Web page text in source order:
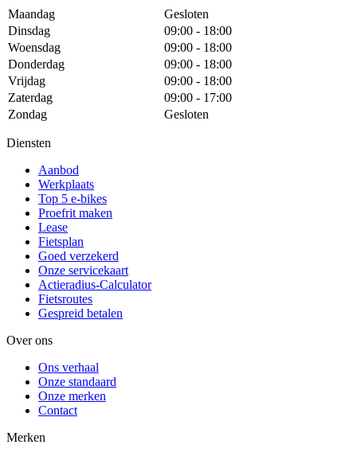
Maandag
Gesloten
Dinsdag
09:00 - 18:00
Woensdag
09:00 - 18:00
Donderdag
09:00 - 18:00
Vrijdag
09:00 - 18:00
Zaterdag
09:00 - 17:00
Zondag
Gesloten
Diensten
Aanbod
Werkplaats
Top 5 e-bikes
Proefrit maken
Lease
Fietsplan
Goed verzekerd
Onze servicekaart
Actieradius-Calculator
Fietsroutes
Gespreid betalen
Over ons
Ons verhaal
Onze standaard
Onze merken
Contact
Merken